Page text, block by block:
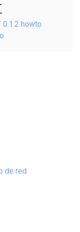
0.1.2 howto
de red